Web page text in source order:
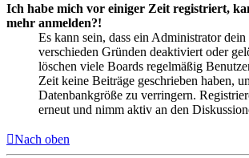
Ich habe mich vor einiger Zeit registriert,
mehr anmelden?!
Es kann sein, dass ein Administrator
verschieden Gründen deaktiviert oder
löschen viele Boards regelmäßig
Zeit keine Beiträge geschrieben haben,
Datenbankgröße zu verringern.
erneut und nimm aktiv an den
Nach oben